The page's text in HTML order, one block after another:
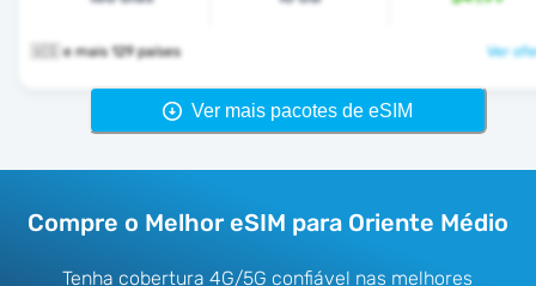
🇺🇸 e mais 129 países Ver
Ver mais pacotes de eSIM
Compre o Melhor eSIM para Oriente Médio
Tenha cobertura 4G/5G confiável nas melhores